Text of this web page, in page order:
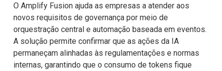
O Amplify Fusion ajuda as empresas a atender aos
novos requisitos de governança por meio de
orquestração central e automação baseada em eventos.
A solução permite confirmar que as ações da IA
permaneçam alinhadas às regulamentações e normas
internas, garantindo que o consumo de tokens fique